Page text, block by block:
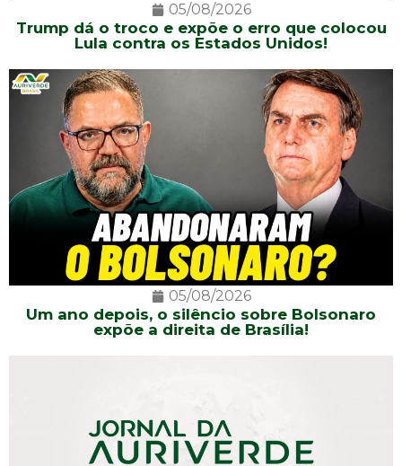
05/08/2026
Trump dá o troco e expõe o erro que colocou
Lula contra os Estados Unidos!
05/08/2026
Um ano depois, o silêncio sobre Bolsonaro
expõe a direita de Brasília!